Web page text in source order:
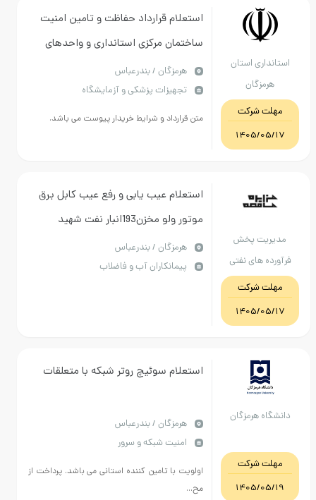
استانداری استان
هرمزگان
مهلت شرکت
1405/05/17
استعلام قرارداد حفاظت و تامین امنیت
ساختمان مرکزی استانداری و واحدهای
تابعه بر اساس میزان حجم کار مطابق
شرایط اعلام شده به مدت دو ماه
هرمزگان / بندرعباس
تجهیزات پزشکی و آزمایشگاه
متن قرارداد و شرایط خریدار پیوست می باشد.
مدیریت پخش
فرآورده های نفتی
منطقه هرمزگان
مهلت شرکت
1405/05/17
استعلام عیب یابی و رفع عیب کابل برق
موتور ولو مخزن193انبار نفت شهید
رجایی(تجدید اول )
هرمزگان / بندرعباس
پیمانکاران آب و فاضلاب
دانشگاه هرمزگان
مهلت شرکت
1405/05/19
استعلام سوئیچ روتر شبکه با متعلقات
هرمزگان / بندرعباس
امنیت شبکه و سرور
اولویت با تامین کننده استانی می باشد. پرداخت از
مح...